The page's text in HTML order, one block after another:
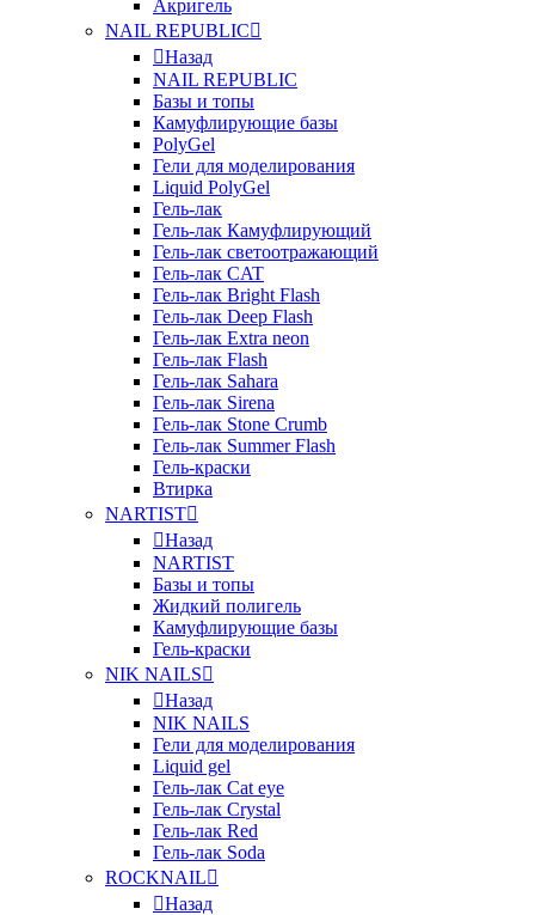
Акригель
NAIL REPUBLIC
Назад
NAIL REPUBLIC
Базы и топы
Камуфлирующие базы
PolyGel
Гели для моделирования
Liquid PolyGel
Гель-лак
Гель-лак Камуфлирующий
Гель-лак светоотражающий
Гель-лак CAT
Гель-лак Bright Flash
Гель-лак Deep Flash
Гель-лак Extra neon
Гель-лак Flash
Гель-лак Sahara
Гель-лак Sirena
Гель-лак Stone Crumb
Гель-лак Summer Flash
Гель-краски
Втирка
NARTIST
Назад
NARTIST
Базы и топы
Жидкий полигель
Камуфлирующие базы
Гель-краски
NIK NAILS
Назад
NIK NAILS
Гели для моделирования
Liquid gel
Гель-лак Cat eye
Гель-лак Crystal
Гель-лак Red
Гель-лак Soda
ROCKNAIL
Назад